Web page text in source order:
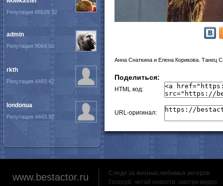
Анна Снаткина и Елена Корикова. Танец
Поделиться:
HTML код:
URL-оригинал:
Репутация 86529.92
admin
Репутация 9064.00
rkth
Репутация 4483.42
londonua
Репутация 4443.92
www.bestactor.ru
Следи за жизнью любимых актеров
Голосуй, читай новости, смотри видео